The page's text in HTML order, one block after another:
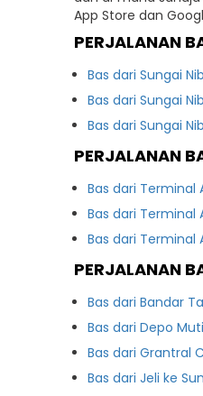
App Store dan
PERJALANAN
Bas dari Sungai
Bas dari Sungai
Bas dari Sungai
PERJALANAN
Bas dari Terminal
Bas dari Terminal
Bas dari Terminal
PERJALANAN
Bas dari Bandar
Bas dari Depo
Bas dari Grantral
Bas dari Jeli ke